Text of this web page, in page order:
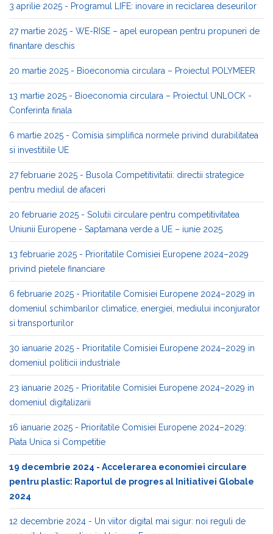
3 aprilie 2025 - Programul LIFE: inovare in reciclarea deseurilor
27 martie 2025 - WE-RISE – apel european pentru propuneri de
finantare deschis
20 martie 2025 - Bioeconomia circulara – Proiectul POLYMEER
13 martie 2025 - Bioeconomia circulara – Proiectul UNLOCK -
Conferinta finala
6 martie 2025 - Comisia simplifica normele privind durabilitatea
si investitiile UE
27 februarie 2025 - Busola Competitivitatii: directii strategice
pentru mediul de afaceri
20 februarie 2025 - Solutii circulare pentru competitivitatea
Uniunii Europene - Saptamana verde a UE – iunie 2025
13 februarie 2025 - Prioritatile Comisiei Europene 2024–2029
privind pietele financiare
6 februarie 2025 - Prioritatile Comisiei Europene 2024–2029 in
domeniul schimbarilor climatice, energiei, mediului inconjurator
si transporturilor
30 ianuarie 2025 - Prioritatile Comisiei Europene 2024–2029 in
domeniul politicii industriale
23 ianuarie 2025 - Prioritatile Comisiei Europene 2024–2029 in
domeniul digitalizarii
16 ianuarie 2025 - Prioritatile Comisiei Europene 2024–2029:
Piata Unica si Competitie
19 decembrie 2024 - Accelerarea economiei circulare
pentru plastic: Raportul de progres al Initiativei Globale
2024
12 decembrie 2024 - Un viitor digital mai sigur: noi reguli de